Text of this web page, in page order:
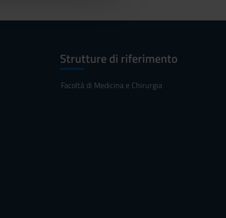
Strutture di riferimento
Facoltà di Medicina e Chirurgia